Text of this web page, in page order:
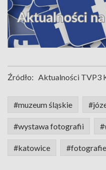
Źródło: Aktualności TVP3
#muzeum śląskie
#wystawa fotografii
#katowice